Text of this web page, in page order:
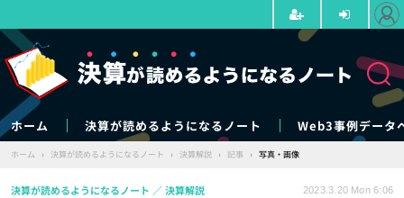
ホーム 決算が読めるようになるノート Web3事例データ
ホーム › 決算が読めるようになるノート › 決算解説 › 記事 › 写真・画像
決算が読めるようになるノート 決算解説 2023.3.20 Mon 6:06